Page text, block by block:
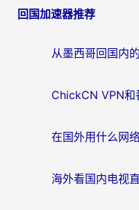
导
回国加速器推荐